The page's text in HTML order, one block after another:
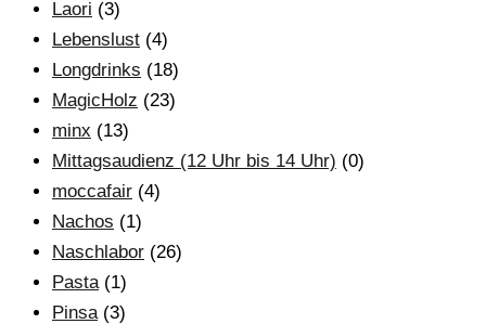
Laori (3)
Lebenslust (4)
Longdrinks (18)
MagicHolz (23)
minx (13)
Mittagsaudienz (12 Uhr bis 14 Uhr) (0)
moccafair (4)
Nachos (1)
Naschlabor (26)
Pasta (1)
Pinsa (3)